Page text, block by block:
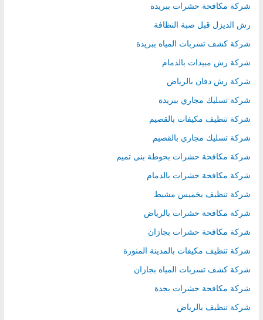
شركة مكافحة حشرات ببريدة
رش الديزل قبل صبة النظافة
شركة كشف تسربات المياه ببريدة
شركة رش مبيدات بالدمام
شركة رش دفان بالرياض
شركة تسليك مجاري ببريدة
شركة تنظيف مكيفات بالقصيم
شركة تسليك مجاري بالقصيم
شركة مكافحة حشرات بحوطة بنى تميم
شركة مكافحة حشرات بالدمام
شركة تنظيف بخميس مشيط
شركة مكافحة حشرات بالرياض
شركة مكافحة حشرات بجازان
شركة تنظيف مكيفات بالمدينة المنورة
شركة كشف تسربات المياه بجازان
شركة مكافحة حشرات بجدة
شركة تنظيف بالرياض